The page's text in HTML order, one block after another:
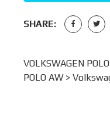
SHARE:
VOLKSWAGEN
POLO AW>